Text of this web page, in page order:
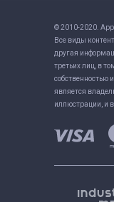
© 2010-2020.
Все виды
другая
третьих лиц, в
собственностью
является
иллюстрации, и